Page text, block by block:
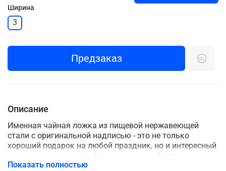
Ширина
3
Предзаказ
Описание
Именная чайная ложка из пищевой нержавеющей
стали с оригинальной надписью - это не только
хороший подарок на любой праздник, но и интересный
вариант столовых приборов для дома. Черпак у ложки
идёт золотистого цвета, а сама ручка стального цвета.
Показать полностью